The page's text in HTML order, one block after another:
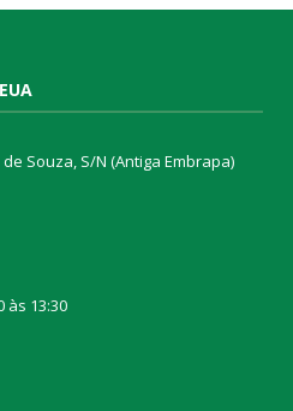
Souza, S/N (Antiga Embrapa)
às 13:30